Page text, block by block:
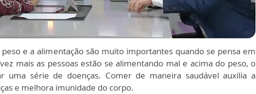
e a alimentação são muito importantes quando se pensa em
mais as pessoas estão se alimentando mal e acima do peso, o
uma série de doenças. Comer de maneira saudável auxilia a
e melhora imunidade do corpo.